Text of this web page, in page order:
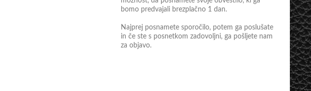
bomo predvajali brezplačno 1 dan.
Najprej posnamete sporočilo, potem ga poslušate
in če ste s posnetkom zadovoljni, ga pošljete nam
za objavo.